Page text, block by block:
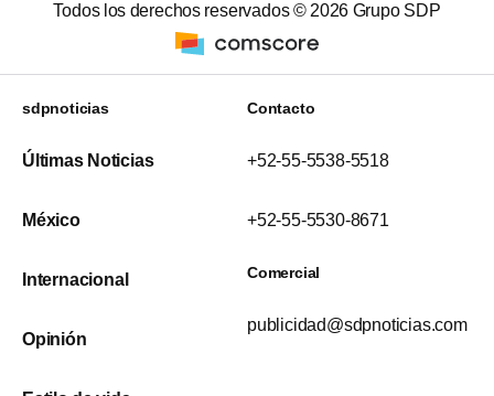
Todos los derechos reservados © 2026 Grupo SDP
sdpnoticias
Últimas Noticias
México
Internacional
Opinión
Contacto
+52-55-5538-5518
+52-55-5530-8671
Comercial
publicidad@sdpnoticias.com